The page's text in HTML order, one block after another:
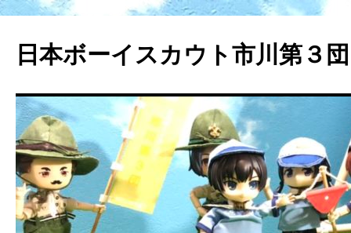
日本ボーイスカウト市川第３団